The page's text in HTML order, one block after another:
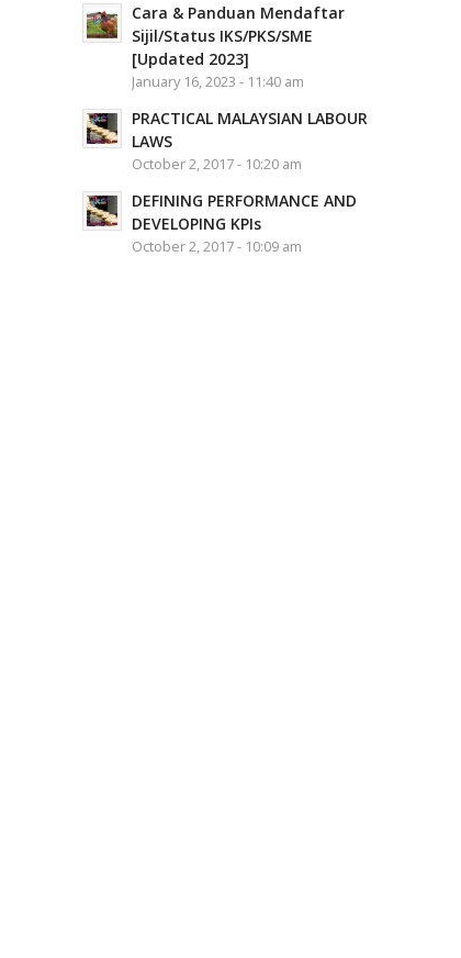
Cara & Panduan Mendaftar
Sijil/Status IKS/PKS/SME
[Updated 2023]
January 16, 2023 - 11:40 am
PRACTICAL MALAYSIAN LABOUR
LAWS
October 2, 2017 - 10:20 am
DEFINING PERFORMANCE AND
DEVELOPING KPIs
October 2, 2017 - 10:09 am